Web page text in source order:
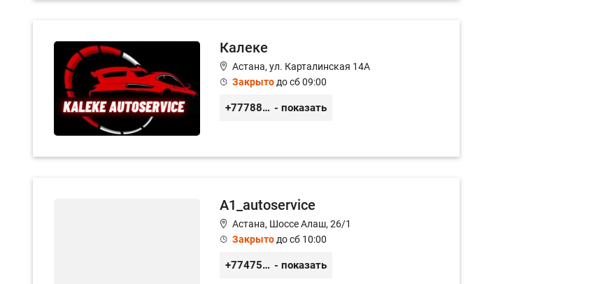
Калеке
Астана, ул. Карталинская 14А
Закрытодо сб 09:00
+77788424140 - показать
A1_autoservice
Астана, Шоссе Алаш, 26/1
Закрытодо сб 10:00
+77475551113 - показать